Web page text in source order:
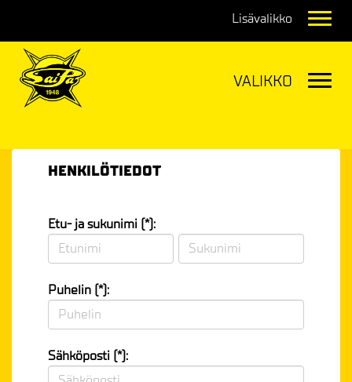
HENKILÖTIEDOT
Etu- ja sukunimi (*):
Puhelin (*):
Sähköposti (*):